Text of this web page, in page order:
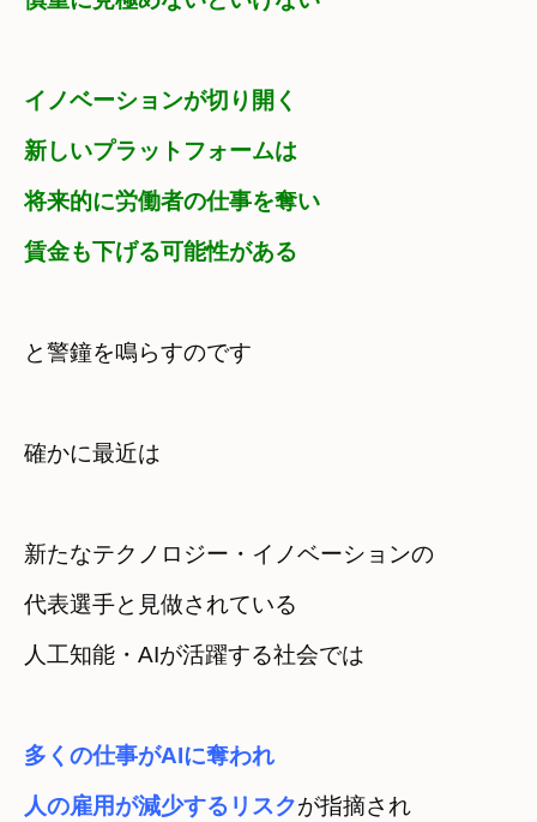
イノベーションが切り開く
新しいプラットフォームは
将来的に労働者の仕事を奪い
賃金も下げる可能性がある
と警鐘を鳴らすのです
確かに最近は
新たなテクノロジー・イノベーションの
代表選手と見做されている
人工知能・AIが活躍する社会では
多くの仕事がAIに奪われ
人の雇用が減少するリスクが指摘され